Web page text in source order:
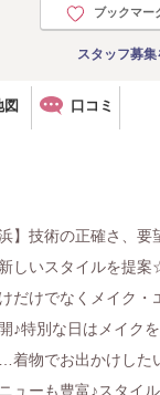
ブックマー
スタッフ募
図 口コミ
】技術の正確さ、要
しいスタイルを提
だけでなくメイク・
♪特別な日はメイク
着物でお出かけし
ューも豊富♪スタイ